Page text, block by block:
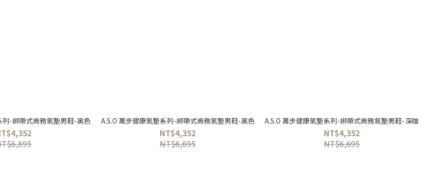
列-綁帶式商務氣墊男鞋-黑色 A.S.O 萬步健康氣墊系列-綁帶式商務氣墊男鞋-黑色
NT$4,352
NT$6,695
A.S.O 萬步健康氣墊系列-綁帶式商務氣墊男鞋-深咖
NT$4,352
NT$6,695